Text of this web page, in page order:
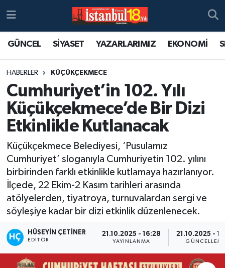
GÜNCEL SİYASET YAZARLARIMIZ EKONOMİ
HABERLER KÜÇÜKÇEKMECE
Cumhuriyet’in 102. Yılı
Küçükçekmece’de Bir Dizi
Etkinlikle Kutlanacak
Küçükçekmece Belediyesi, ‘Pusulamız
Cumhuriyet’ sloganıyla Cumhuriyetin 102. yılını
birbirinden farklı etkinlikle kutlamaya hazırlanıyor.
İlçede, 22 Ekim-2 Kasım tarihleri arasında
atölyelerden, tiyatroya, turnuvalardan sergi ve
söyleşiye kadar bir dizi etkinlik düzenlenecek.
HÜSEYIN ÇETINER
EDITÖR
21.10.2025 - 16:28
YAYINLANMA
21.10.2025 -